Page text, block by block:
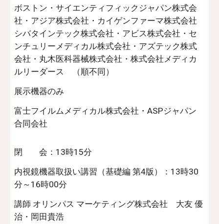
ボストン・サイエンティフィックジャパン株式会
社・アジア株式会社・カイゲンファーマ株式会社
シバタインテック株式会社・アビス株式会社・セ
ンチュリーメディカル株式会社・アズテック株式
会社・丸木医科器械株式会社・株式会社メディカ
ルリーダース （順不同）
展示機器のみ
富士フイルムメディカル株式会社・ASPジャパン
合同会社
閉 会：13時15分
内視鏡機器取扱い講習（基礎編 第4版）：13時30
分～16時00分
講師 オリンパス マーケティング株式会社 大友 優
治・岡田貴浩